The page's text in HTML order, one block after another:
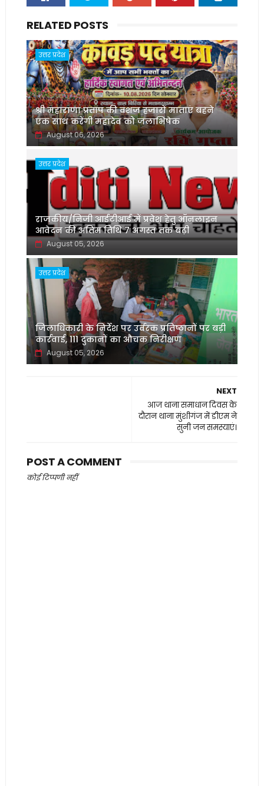
RELATED POSTS
उत्तर प्रदेश
श्री महाराणा प्रताप की वंशज हजारों माताएं बहने
एक साथ करेंगी महादेव को जलाभिषेक
August 06, 2026
उत्तर प्रदेश
राजकीय/निजी आईटीआई में प्रवेश हेतु ऑनलाइन
आवेदन की अंतिम तिथि 7 अगस्त तक बढ़ी
August 05, 2026
उत्तर प्रदेश
जिलाधिकारी के निर्देश पर उर्वरक प्रतिष्ठानों पर बड़ी
कार्रवाई, 111 दुकानों का औचक निरीक्षण
August 05, 2026
NEXT
आज थाना समाधान दिवस के
दौरान थाना मुंशीगंज में डीएम ने
सुनी जन समस्याएं।
POST A COMMENT
कोई टिप्पणी नहीं